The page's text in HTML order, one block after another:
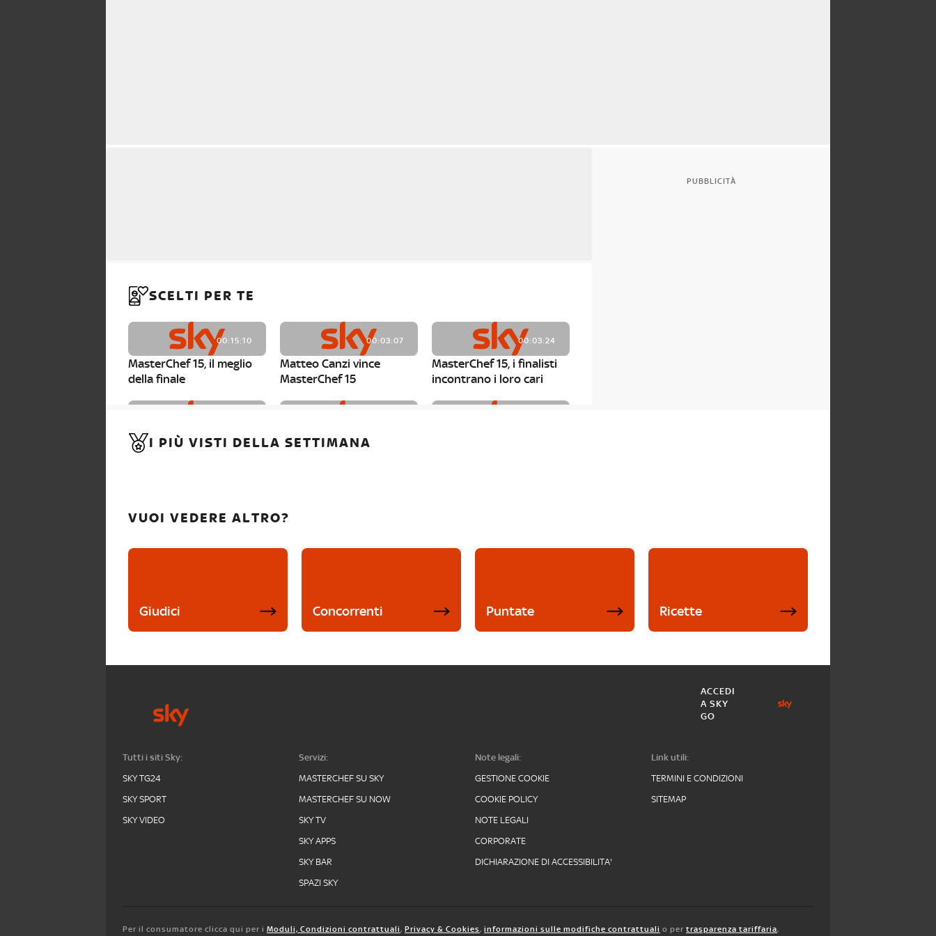
SCELTI PER TE
00:15:10
MasterChef 15, il meglio
della finale
00:03:07
Matteo Canzi vince
MasterChef 15
00:03:24
MasterChef 15, i finalisti
incontrano i loro cari
MasterChef 15, Carlotta è
MasterChef 15, Matteo
PUBBLICITÀ
I PIÙ VISTI DELLA SETTIMANA
VUOI VEDERE ALTRO?
Giudici Concorrenti Puntate Ricette
ACCEDI
A SKY
GO
Tutti i siti Sky:
SKY TG24
SKY SPORT
SKY VIDEO
Servizi:
MASTERCHEF SU SKY
MASTERCHEF SU NOW
SKY TV
SKY APPS
SKY BAR
SPAZI SKY
Note legali:
GESTIONE COOKIE
COOKIE POLICY
NOTE LEGALI
CORPORATE
DICHIARAZIONE DI ACCESSIBILITA'
Link utili:
TERMINI E CONDIZIONI
SITEMAP
Per il consumatore clicca qui per i Moduli, Condizioni contrattuali, Privacy & Cookies, informazioni sulle modifiche contrattuali o per trasparenza tariffaria,